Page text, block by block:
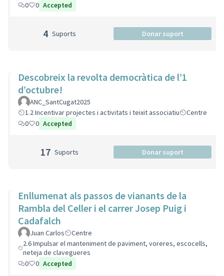
0
0 Accepted
4 Suports Donar suport
Descobreix la revolta democràtica de l’1
d’octubre!
ANC_SantCugat2025
1.2 Incentivar projectes i activitats i teixit associatiu
Centre
0
0 Accepted
17 Suports Donar suport
Enllumenat als passos de vianants de la
Rambla del Celler i el carrer Josep Puig i
Cadafalch
Juan Carlos
Centre
2.6 Impulsar el manteniment de paviment, voreres, escocells,
neteja de clavegueres
0
0 Accepted